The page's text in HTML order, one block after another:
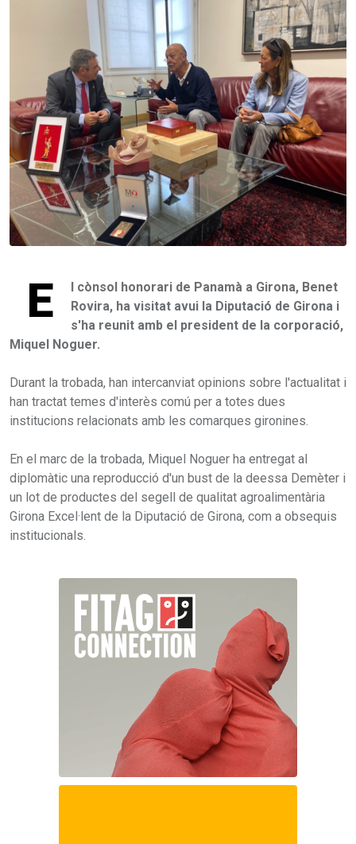
E
l cònsol honorari de Panamà a Girona, Benet
Rovira, ha visitat avui la Diputació de Girona i
s'ha reunit amb el president de la corporació,
Miquel Noguer.
Durant la trobada, han intercanviat opinions sobre l'actualitat i
han tractat temes d'interès comú per a totes dues
institucions relacionats amb les comarques gironines.
En el marc de la trobada, Miquel Noguer ha entregat al
diplomàtic una reproducció d'un bust de la deessa Demèter i
un lot de productes del segell de qualitat agroalimentària
Girona Excel·lent de la Diputació de Girona, com a obsequis
institucionals.